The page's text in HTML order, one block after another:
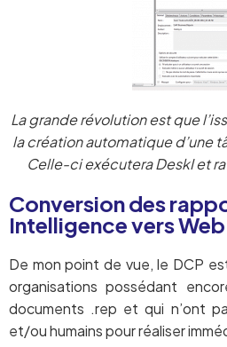
La grande révolution est que
la création automatique d’une
Celle-ci exécutera DeskI et
Conversion des
Intelligence vers
De mon point de vue, le DCP
organisations possédant
documents .rep et qui n’ont
et/ou humains pour réaliser